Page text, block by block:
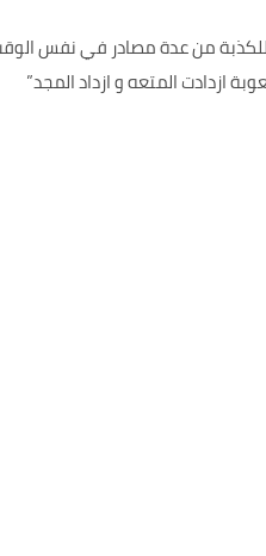
للكذبة من عدة مصادر في نفس
ازدادت المتعه و ازداد المجد”